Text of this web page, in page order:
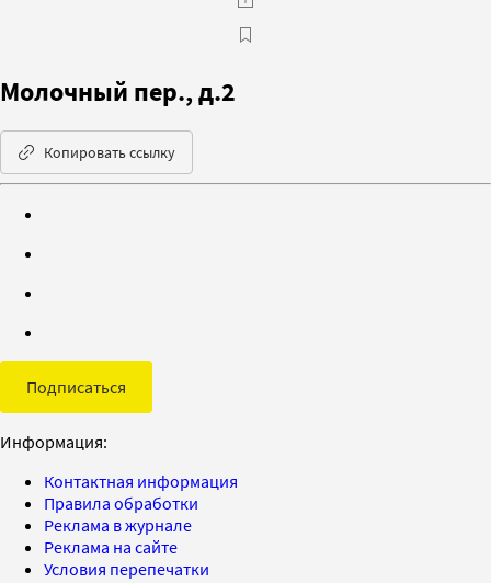
Молочный пер., д.2
Копировать ссылку
Подписаться
Информация:
Контактная информация
Правила обработки
Реклама в журнале
Реклама на сайте
Условия перепечатки